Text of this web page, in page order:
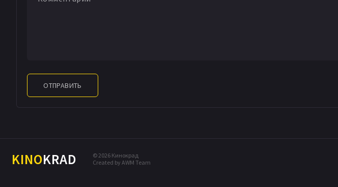
ОТПРАВИТЬ
KINOKRAD
© 2026 Кинокрад
Created by AWM Team